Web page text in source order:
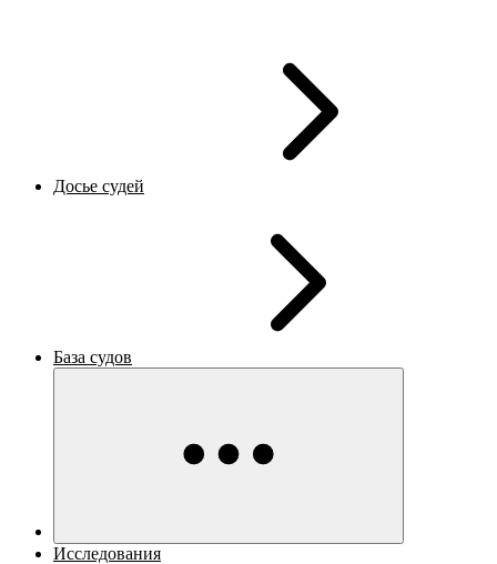
Досье судей
База судов
Исследования